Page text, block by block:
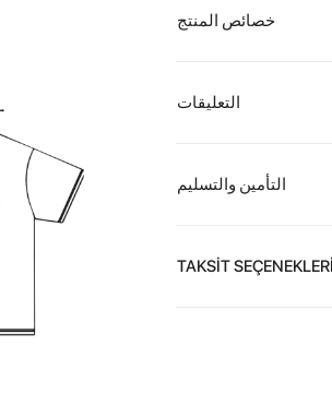
خصائص المنتج
التعليقات
التأمين والتسليم
TAKSİT SEÇENEKLERİ